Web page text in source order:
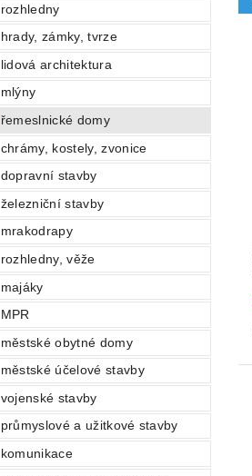
rozhledny
hrady, zámky, tvrze
lidová architektura
mlýny
řemeslnické domy
chrámy, kostely, zvonice
dopravní stavby
železniční stavby
mrakodrapy
rozhledny, věže
majáky
MPR
městské obytné domy
městské účelové stavby
vojenské stavby
průmyslové a užitkové stavby
komunikace